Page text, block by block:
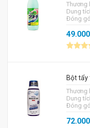
Thương
Dung
Đóng
49.000
Bột tẩy
Thương
Dung
Đóng
72.000